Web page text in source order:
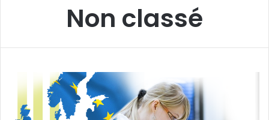
Non classé